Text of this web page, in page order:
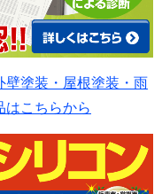
壁塗装・屋根塗装・雨
はこちらから